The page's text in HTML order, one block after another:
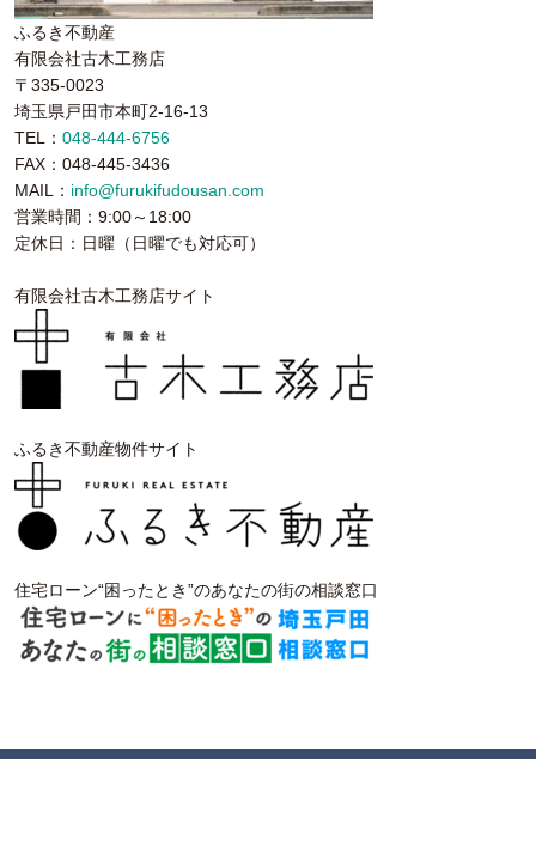
ふるき不動産
有限会社古木工務店
〒335-0023
埼玉県戸田市本町2-16-13
TEL： 048-444-6756
FAX：048-445-3436
MAIL： info@furukifudousan.com
営業時間：9:00～18:00
定休日：日曜（日曜でも対応可）
有限会社古木工務店サイト
ふるき不動産物件サイト
住宅ローン“困ったとき”のあなたの街の相談窓口